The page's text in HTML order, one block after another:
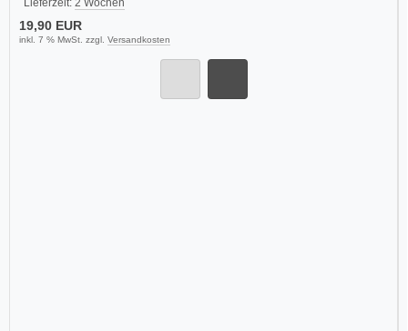
Lieferzeit: 2 Wochen
19,90 EUR
inkl. 7 % MwSt. zzgl. Versandkosten